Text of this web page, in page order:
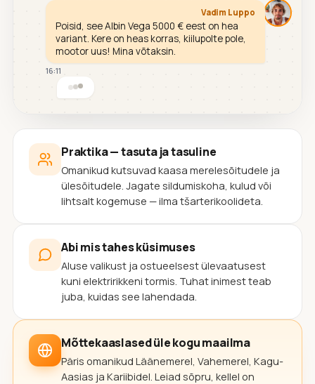
Vadim Luppo
Poisid, see Albin Vega 5000 € eest on hea
variant. Kere on heas korras, kiilupolte pole,
mootor uus! Mina võtaksin.
16:11
Praktika — tasuta ja tasuline
Omanikud kutsuvad kaasa merelesõitudele ja
ülesõitudele. Jagate sildumiskoha, kulud või
lihtsalt kogemuse — ilma tšarterikoolideta.
Abi mis tahes küsimuses
Aluse valikust ja ostueelsest ülevaatusest
kuni elektririkkeni tormis. Tuhat inimest teab
juba, kuidas see lahendada.
Mõttekaaslased üle kogu maailma
Päris omanikud Läänemerel, Vahemerel, Kagu-
Aasias ja Kariibidel. Leiad sõpru, kellel on